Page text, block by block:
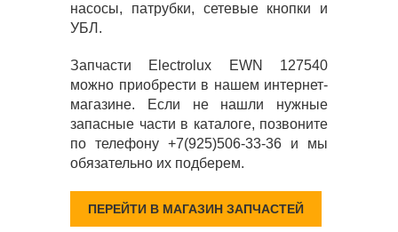
насосы, патрубки, сетевые кнопки и
УБЛ.
Запчасти Electrolux EWN 127540
можно приобрести в нашем интернет-
магазине. Если не нашли нужные
запасные части в каталоге, позвоните
по телефону +7(925)506-33-36 и мы
обязательно их подберем.
ПЕРЕЙТИ В МАГАЗИН ЗАПЧАСТЕЙ